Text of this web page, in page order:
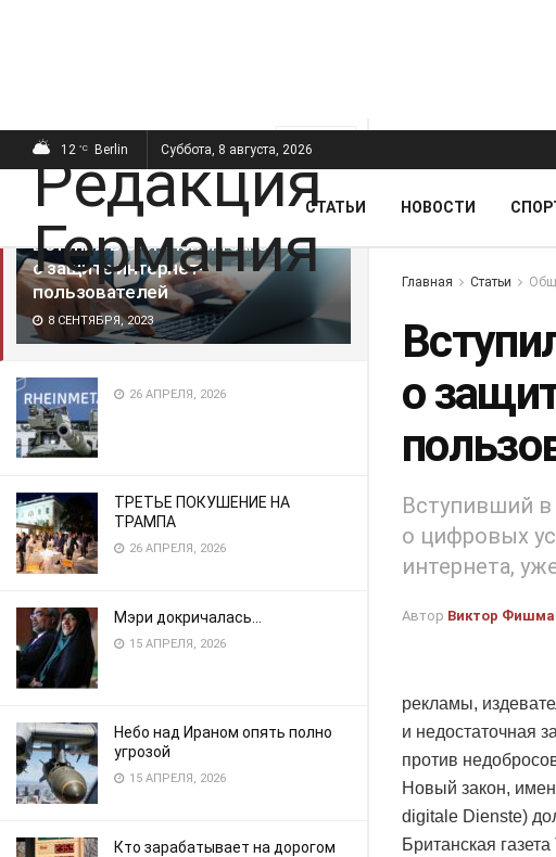
ПОСЛЕДНИЕ
Вступил в силу новый закон
о защите интернет-
пользователей
8 СЕНТЯБРЯ, 2023
26 АПРЕЛЯ, 2026
ТРЕТЬЕ ПОКУШЕНИЕ НА
ТРАМПА
26 АПРЕЛЯ, 2026
Мэри докричалась…
15 АПРЕЛЯ, 2026
Небо над Ираном опять полно
угрозой
15 АПРЕЛЯ, 2026
Кто зарабатывает на дорогом
12 °C Berlin Суббота, 8 августа, 2026
СТАТЬИ НОВОСТИ
Главная Статьи
о
Вступивший в
о цифровых
интернета,
Автор Виктор
рекламы,
и недостаточная
против
Новый закон,
digitale Dienste)
Британская